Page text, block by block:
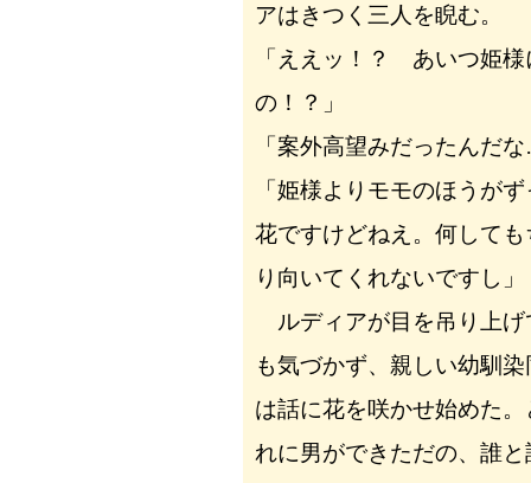
アはきつく三人を睨む。
「ええッ！？ あいつ姫様
の！？」
「案外高望みだったんだ
「姫様よりモモのほうが
花ですけどねえ。何して
り向いてくれないですし」
ルディアが目を吊り上げ
も気づかず、親しい幼馴
は話に花を咲かせ始めた
れに男ができただの、誰